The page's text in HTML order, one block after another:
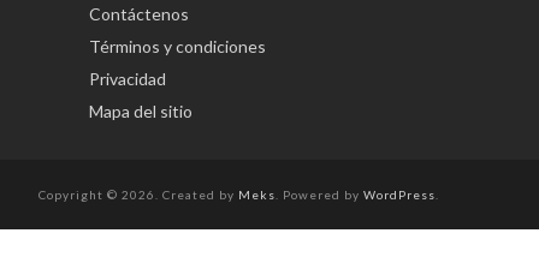
Contáctenos
Términos y condiciones
Privacidad
Mapa del sitio
Copyright © 2026. Created by Meks . Powered by WordPress